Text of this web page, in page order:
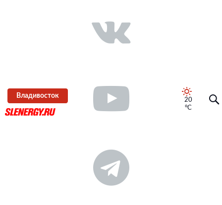
Владивосток
20
°C